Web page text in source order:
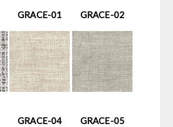
GRACE-01 GRACE-02
GRACE-04 GRACE-05